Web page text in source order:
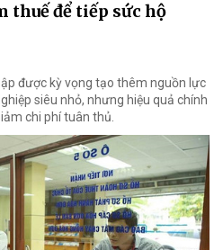
thuế để tiếp sức hộ
được kỳ vọng tạo thêm nguồn lực
siêu nhỏ, nhưng hiệu quả chính
chi phí tuân thủ.